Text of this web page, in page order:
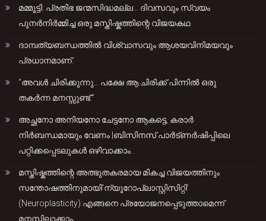
മമ്മൂട്ടി: പ്രതിഭ ജന്മസിദ്ധമല്ല… ദിവസവും സ്വയം
പുനർനിർമ്മിച്ച ഒരു മസ്തിഷ്കത്തിന്റെ വിജയകഥ
ദാമ്പത്യബന്ധത്തിൽ വിശ്വാസവും ആശയവിനിമയവും
പ്രധാനമാണ്.
“അവൾ ചിരിക്കുന്നു… പക്ഷേ ആ ചിരിക്ക് പിന്നിൽ ഒരു
തകർന്ന മനസ്സുണ്ട്.”
അച്ഛനോ അനിയനോ ചേട്ടനോ ആകട്ടെ, കരാർ
നിർബന്ധമായും വേണം |ബിസിനസ് പാർട്ണർഷിപ്പിലെ
പറ്റിക്കപ്പെടലുകൾ ഒഴിവാക്കാം..
മസ്തിഷ്കത്തിന്റെ അത്ഭുതകരമായ മികച്ച വിജയത്തിനും
സന്തോഷത്തിനുമായി’ന്യൂറോപ്ലാസ്റ്റിസിറ്റി’
(Neuroplasticity):എങ്ങനെ പ്രയോജനപ്പെടുത്താമെന്ന്
മനസ്സിലാക്കാം.